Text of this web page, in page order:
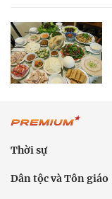
Thời sự
Dân tộc và Tôn giáo